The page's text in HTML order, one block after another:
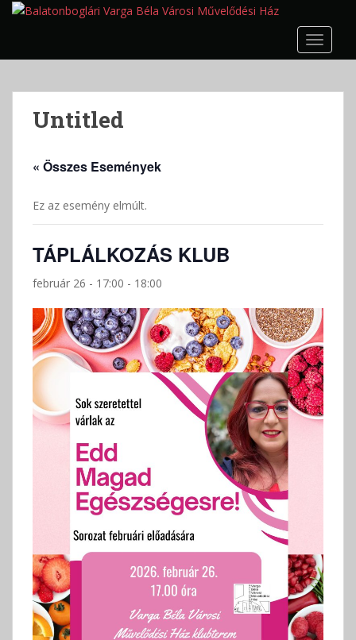
p
Untitled
« Összes Események
Ez az esemény elmúlt.
TÁPLÁLKOZÁS KLUB
február 26 - 17:00 - 18:00